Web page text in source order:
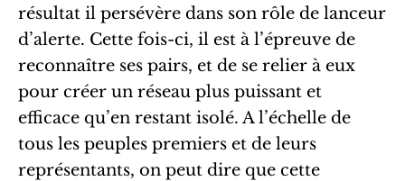
résultat il persévère dans son rôle de lanceur
d’alerte. Cette fois-ci, il est à l’épreuve de
reconnaître ses pairs, et de se relier à eux
pour créer un réseau plus puissant et
efficace qu’en restant isolé. A l’échelle de
tous les peuples premiers et de leurs
représentants, on peut dire que cette